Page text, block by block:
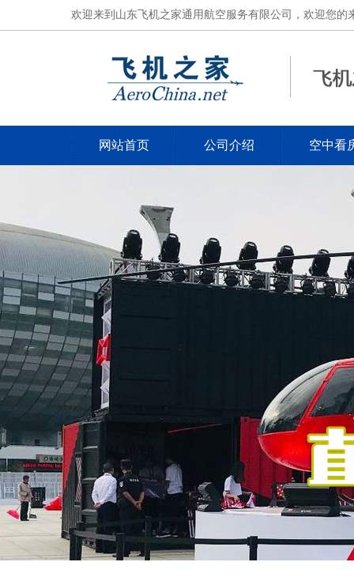
欢迎来到山东飞机之家通用航空服务有限公司，欢迎您的
网站首页 公司介绍 空中看